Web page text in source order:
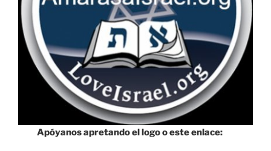
Apóyanos apretando el logo o este enlace: